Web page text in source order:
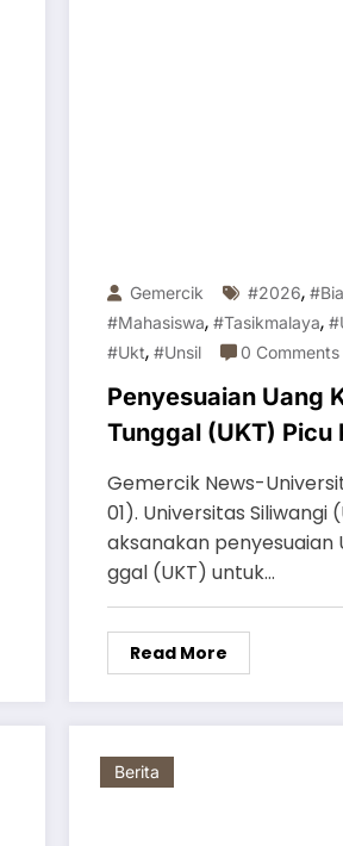
Gemercik #2026,
#mahasiswa, #tasikmalaya,
#ukt, #unsil 0 Comments
Penyesuaian Uang
Tunggal (UKT) Picu
Perihal Nominal
Gemercik News-
01). Universitas Siliwangi
aksanakan penyesuaian
ggal (UKT) untuk…
Read More
Berita